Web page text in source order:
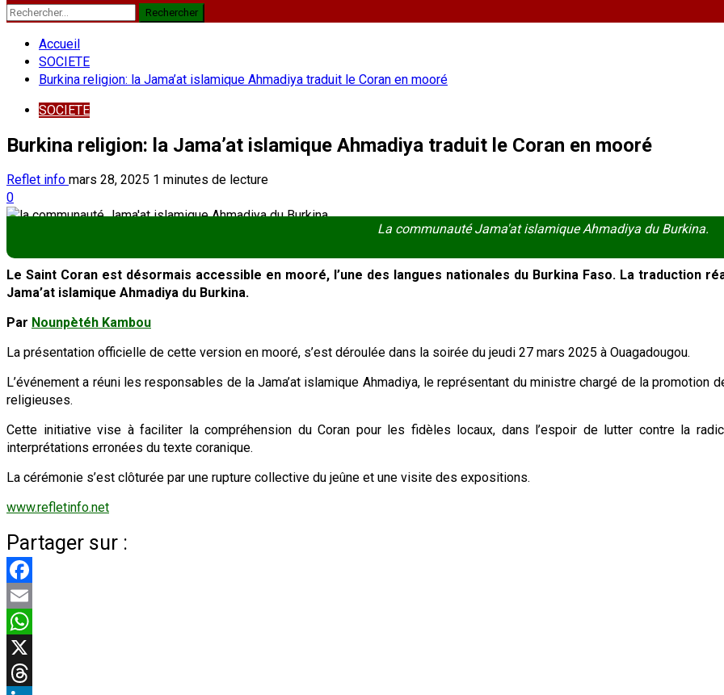
Rechercher :
Accueil
SOCIETE
Burkina religion: la Jama’at islamique Ahmadiya traduit le Coran en mooré
SOCIETE
Burkina religion: la Jama’at islamique Ahmadiya traduit le Coran en mooré
Reflet info mars 28, 2025 1 minutes de lecture
0
La communauté Jama'at islamique Ahmadiya du Burkina.
Le Saint Coran est désormais accessible en mooré, l’une des langues nationales du Burkina Faso. La traduction
Jama’at islamique Ahmadiya du Burkina.
Par Nounpètéh Kambou
La présentation officielle de cette version en mooré, s’est déroulée dans la soirée du jeudi 27 mars 2025 à Ouagadougou.
L’événement a réuni les responsables de la Jama’at islamique Ahmadiya, le représentant du ministre chargé de la
religieuses.
Cette initiative vise à faciliter la compréhension du Coran pour les fidèles locaux, dans l’espoir de lutter contre la
interprétations erronées du texte coranique.
La cérémonie s’est clôturée par une rupture collective du jeûne et une visite des expositions.
www.refletinfo.net
Partager sur :
Facebook
Email
WhatsApp
X